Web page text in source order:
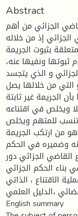
Abstract
الجزائي من أهم
الجزائي إذ من خلاله
بثبوت الجريمة
ثبوتها ونفيها عنه،
و الذي يتجسد
التي من خلالها يصل
الجريمة غير ثابتة
ويخلص في اقتناعه
للمتهم ويخلص
من ارتكب الجريمة
وضميره في الحكم
القاضي الجزائي دور
الحكم الجزائي.
الاقتناع ، الذاتي
،الدليل العلمي
English summary